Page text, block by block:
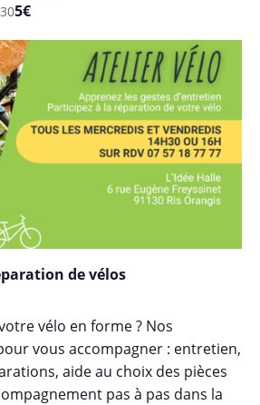
5€
de vélos
vélo en forme ? Nos
vous accompagner : entretien,
aide au choix des pièces
pas à pas dans la